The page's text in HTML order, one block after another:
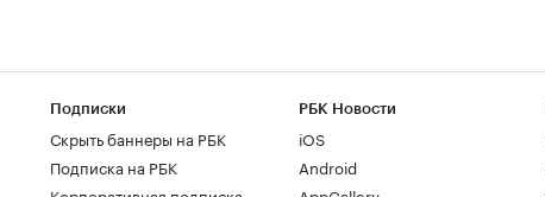
Подписки
Скрыть баннеры на РБК
Подписка на РБК
РБК Новости
iOS
Android